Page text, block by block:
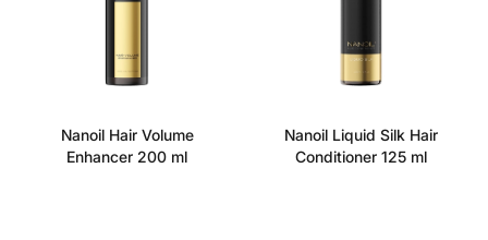
Nanoil Hair Volume
Enhancer 200 ml
Nanoil Liquid Silk Hair
Conditioner 125 ml